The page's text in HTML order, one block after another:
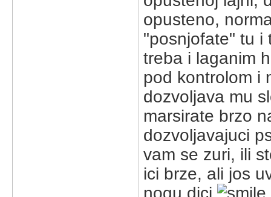
opusteno,
"posnjofate" tu i
treba i laganim
pod kontrolom i
dozvoljava mu
marsirate brzo
dozvoljavajuci
vam se zuri, ili
ici brze, ali jos
nogu dici